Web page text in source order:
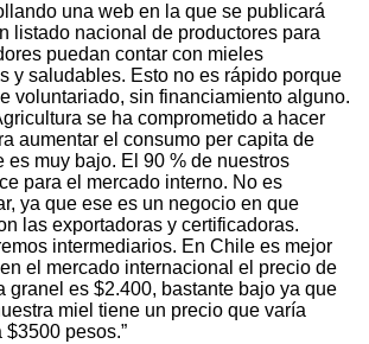
una web en la que se publicará
listado nacional de productores para
puedan contar con mieles
y saludables. Esto no es rápido porque
voluntariado, sin financiamiento alguno.
se ha comprometido a hacer
aumentar el consumo per capita de
es muy bajo. El 90 % de nuestros
para el mercado interno. No es
ya que ese es un negocio en que
las exportadoras y certificadoras.
intermediarios. En Chile es mejor
el mercado internacional el precio de
granel es $2.400, bastante bajo ya que
miel tiene un precio que varía
pesos.”